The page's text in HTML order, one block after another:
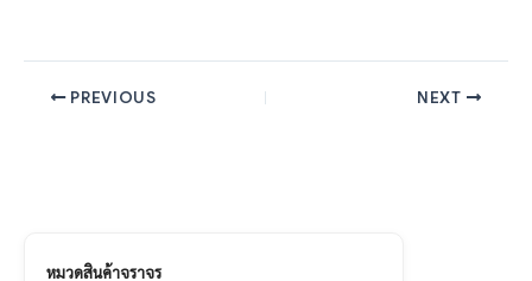
หมวดสินค้าจราจร
PREVIOUS NEXT